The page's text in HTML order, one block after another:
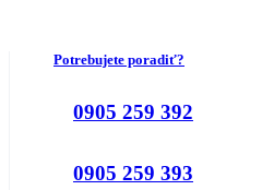
Potrebujete poradiť?
0905 259 392
0905 259 393